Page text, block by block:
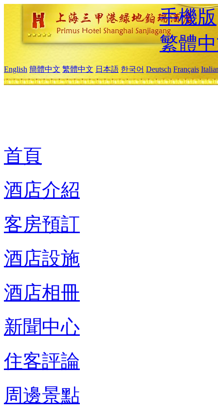
手機版
繁體
English 簡體中文 繁體中文 日本語 한국어 Deutsch Français
首頁
酒店介紹
客房預訂
酒店設施
酒店相冊
新聞中心
住客評論
周邊景點